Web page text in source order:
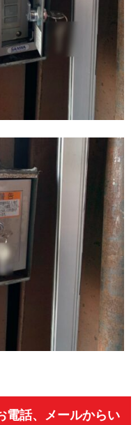
電話、メールからい